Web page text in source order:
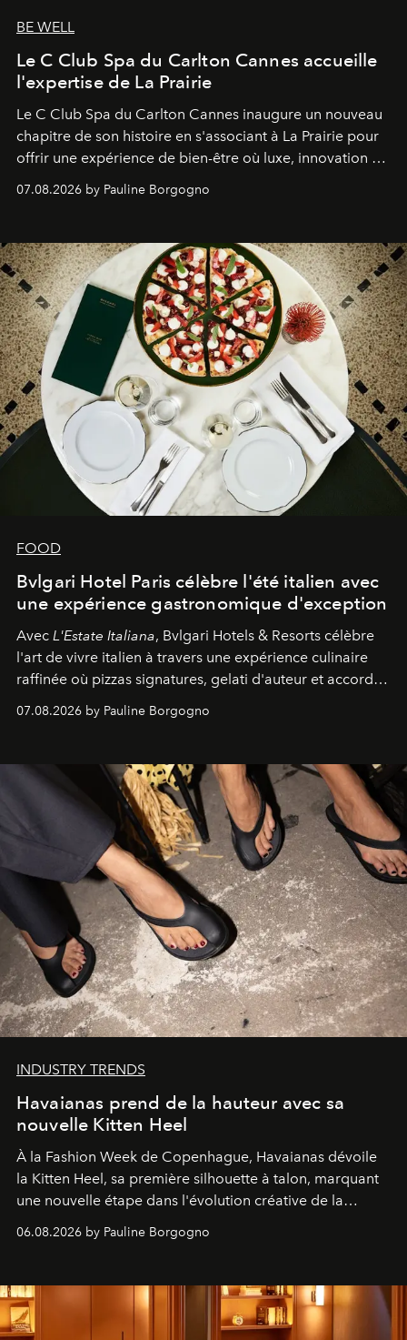
BE WELL
Le C Club Spa du Carlton Cannes accueille
l'expertise de La Prairie
Le C Club Spa du Carlton Cannes inaugure un nouveau
chapitre de son histoire en s'associant à La Prairie pour
offrir une expérience de bien-être où luxe, innovation et
expertise se rencontrent.
07.08.2026 by Pauline Borgogno
FOOD
Bvlgari Hotel Paris célèbre l'été italien avec
une expérience gastronomique d'exception
Avec L'Estate Italiana, Bvlgari Hotels & Resorts célèbre
l'art de vivre italien à travers une expérience culinaire
raffinée où pizzas signatures, gelati d'auteur et accords
d'exception composent un véritable voyage sensoriel.
07.08.2026 by Pauline Borgogno
INDUSTRY TRENDS
Havaianas prend de la hauteur avec sa
nouvelle Kitten Heel
À la Fashion Week de Copenhague, Havaianas dévoile
la Kitten Heel, sa première silhouette à talon, marquant
une nouvelle étape dans l'évolution créative de la
06.08.2026 by Pauline Borgogno